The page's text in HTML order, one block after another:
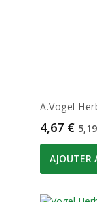
A.Vogel
Prix
4,67 €
AJOUTER